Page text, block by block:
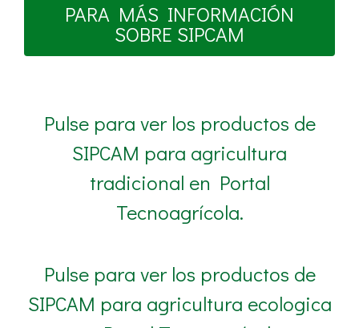
PARA MÁS INFORMACIÓN
SOBRE SIPCAM
Pulse para ver los productos de
SIPCAM para agricultura
tradicional en Portal
Tecnoagrícola.
Pulse para ver los productos de
SIPCAM para agricultura ecologica